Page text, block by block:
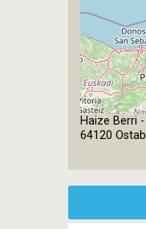
Haize Berri
64120